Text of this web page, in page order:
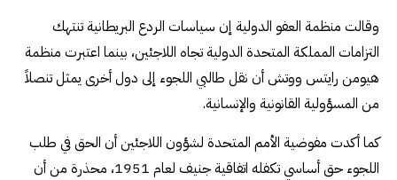
وقالت منظمة العفو الدولية إن سياسات الردع البريطانية تنتهك
التزامات المملكة المتحدة الدولية تجاه اللاجئين، بينما اعتبرت منظمة
هيومن رايتس ووتش أن نقل طالبي اللجوء إلى دول أخرى يمثل تنصلاً
من المسؤولية القانونية والإنسانية.
كما أكدت مفوضية الأمم المتحدة لشؤون اللاجئين أن الحق في طلب
اللجوء حق أساسي تكفله اتفاقية جنيف لعام 1951، محذرة من أن